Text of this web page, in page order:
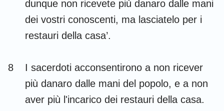
dunque non ricevete più danaro dalle mani
dei vostri conoscenti, ma lasciatelo per i
restauri della casa’.
8
I sacerdoti acconsentirono a non ricever
più danaro dalle mani del popolo, e a non
aver più l'incarico dei restauri della casa.